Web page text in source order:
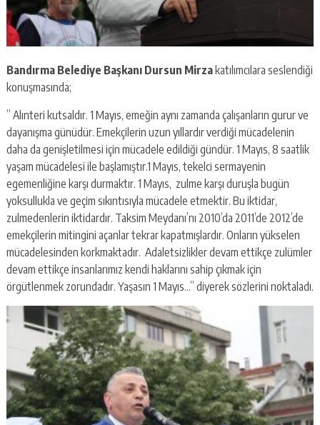
Bandırma Belediye Başkanı Dursun Mirzakatılımcılara seslendiği
konuşmasında;
” Alınteri kutsaldır. 1 Mayıs, emeğin aynı zamanda çalışanların gurur ve
dayanışma günüdür. Emekçilerin uzun yıllardır verdiği mücadelenin
daha da genişletilmesi için mücadele edildiği gündür. 1 Mayıs, 8 saatlik
yaşam mücadelesi ile başlamıştır.1 Mayıs, tekelci sermayenin
egemenliğine karşı durmaktır. 1 Mayıs, zulme karşı duruşla bugün
yoksullukla ve geçim sıkıntısıyla mücadele etmektir. Bu iktidar,
zulmedenlerin iktidardır. Taksim Meydanı’nı 2010’da 2011’de 2012’de
emekçilerin mitingini açanlar tekrar kapatmışlardır. Onların yükselen
mücadelesinden korkmaktadır. Adaletsizlikler devam ettikçe zulümler
devam ettikçe insanlarımız kendi haklarını sahip çıkmak için
örgütlenmek zorundadır. Yaşasın 1 Mayıs…” diyerek sözlerini noktaladı.